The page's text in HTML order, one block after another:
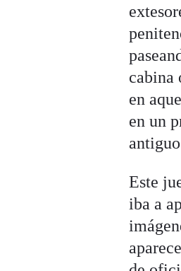
cabina
en
en un
Este
iba a